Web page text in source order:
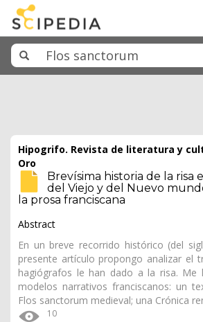
Hipogrifo. Revista de literatura y
Oro
Brevísima historia de la risa
del Viejo y del Nuevo
la prosa franciscana
Abstract
En un breve recorrido histórico (del
presente artículo propongo analizar el
hagiógrafos le han dado a la risa. Me
modelos narrativos franciscanos: un
Flos sanctorum medieval; una Crónica
10